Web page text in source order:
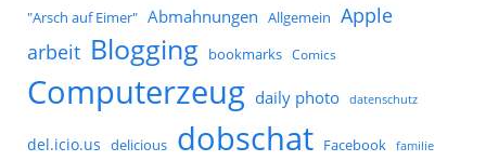
"Arsch auf Eimer" Abmahnungen Allgemein Apple
arbeit Blogging bookmarks Comics
Computerzeug daily photo datenschutz
del.icio.us delicious dobschat Facebook familie